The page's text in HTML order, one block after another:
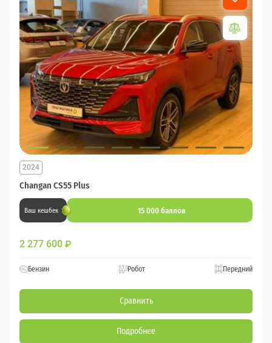
Changan CS55 Plus
2024
Ваш кешбек 15 000 баллов
2 277 600 ₽
Бензин Робот Передний
Сравнить
Подробнее